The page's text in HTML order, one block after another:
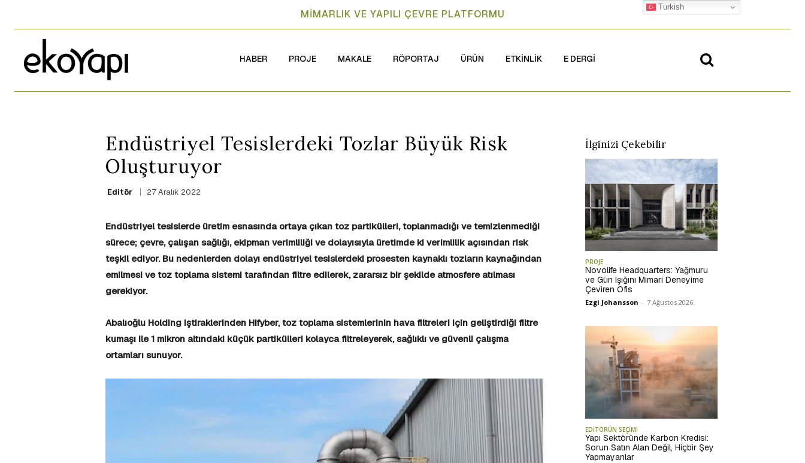
MİMARLIK VE YAPILI ÇEVRE PLATFORMU
HABER PROJE MAKALE RÖPORTAJ ÜRÜN ETKİNLİK E DERGİ
Endüstriyel Tesislerdeki Tozlar Büyük Risk
Oluşturuyor
Editör 27 Aralık 2022
Endüstriyel tesislerde üretim esnasında ortaya çıkan toz partikülleri,toplanmadığı ve temizlenmediği
sürece; çevre, çalışan sağlığı, ekipman verimliliği ve dolayısıyla üretimde ki verimlilik açısından risk
teşkil ediyor. Bu nedenlerden dolayı endüstriyel tesislerdeki prosesten kaynaklı tozların kaynağından
emilmesi ve toz toplama sistemi tarafından filtre edilerek, zararsız bir şekilde atmosfere atılması
gerekiyor.
Abalıoğlu Holding iştiraklerinden Hifyber, toz toplama sistemlerinin hava filtreleri için geliştirdiği filtre
kumaşı ile 1 mikron altındaki küçük partikülleri kolayca filtreleyerek, sağlıklı ve güvenli çalışma
ortamları sunuyor.
İlginizi Çekebilir
PROJE
Novolife Headquarters: Yağmuru
ve Gün Işığını Mimari Deneyime
Çeviren Ofis
Ezgi Johansson - 7 Ağustos 2026
EDİTÖRÜN SEÇİMİ
Yapı Sektöründe Karbon Kredisi:
Sorun Satın Alan Değil, Hiçbir Şey
Yapmayanlar
Turkish